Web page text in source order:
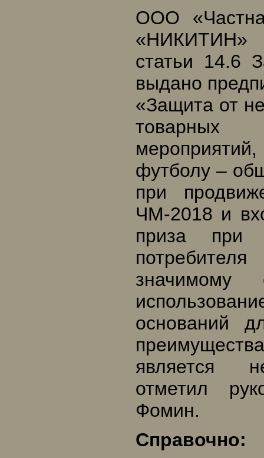
ООО
«НИКИТИН»
статьи 14.6
выдано
«Защита от
товарных
футболу –
при
ЧМ-2018 и
приза при
значимому
оснований
является
отметил
Фомин.
Справочно: